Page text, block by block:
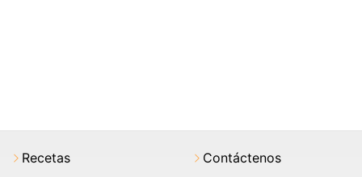
Recetas
Contáctenos